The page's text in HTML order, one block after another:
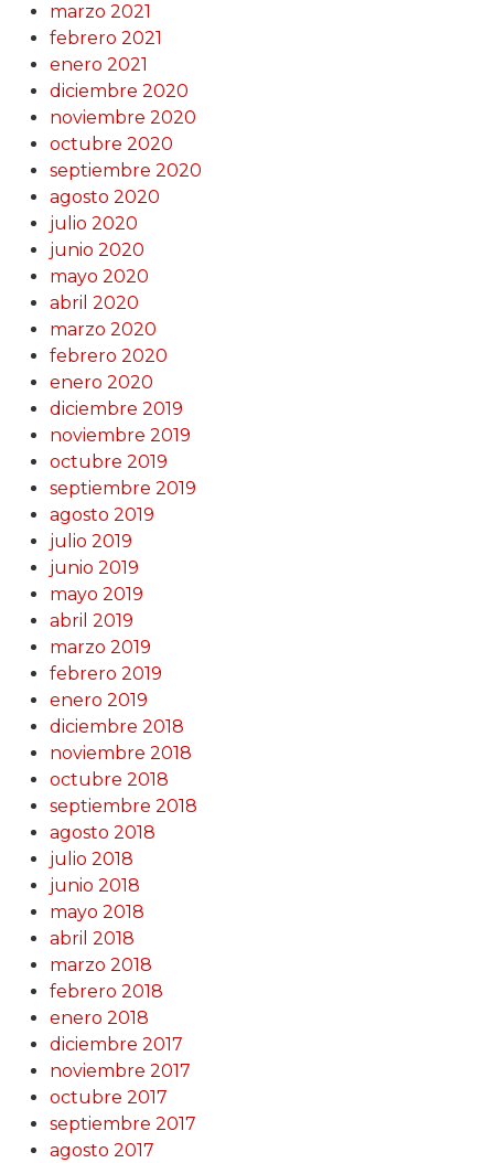
marzo 2021
febrero 2021
enero 2021
diciembre 2020
noviembre 2020
octubre 2020
septiembre 2020
agosto 2020
julio 2020
junio 2020
mayo 2020
abril 2020
marzo 2020
febrero 2020
enero 2020
diciembre 2019
noviembre 2019
octubre 2019
septiembre 2019
agosto 2019
julio 2019
junio 2019
mayo 2019
abril 2019
marzo 2019
febrero 2019
enero 2019
diciembre 2018
noviembre 2018
octubre 2018
septiembre 2018
agosto 2018
julio 2018
junio 2018
mayo 2018
abril 2018
marzo 2018
febrero 2018
enero 2018
diciembre 2017
noviembre 2017
octubre 2017
septiembre 2017
agosto 2017